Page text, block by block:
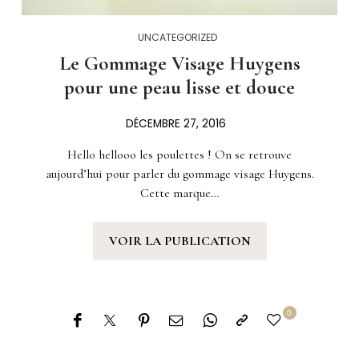
UNCATEGORIZED
Le Gommage Visage Huygens
pour une peau lisse et douce
DÉCEMBRE 27, 2016
Hello hellooo les poulettes ! On se retrouve
aujourd’hui pour parler du gommage visage Huygens.
Cette marque…
VOIR LA PUBLICATION
0